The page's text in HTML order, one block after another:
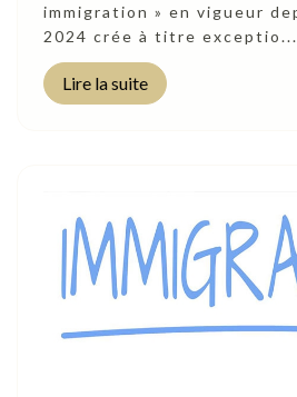
immigration » en vigueur
2024 crée à titre exceptio...
Lire la suite